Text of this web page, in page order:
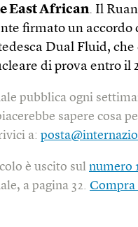
East African. Il
firmato un accordo
Dual Fluid,
di prova entro il
pubblica ogni
sapere cosa
a:
è uscito sul numero
a pagina 32. Compra